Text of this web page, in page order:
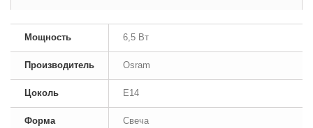
Мощность 6,5 Вт
Производитель Osram
Цоколь E14
Форма Свеча